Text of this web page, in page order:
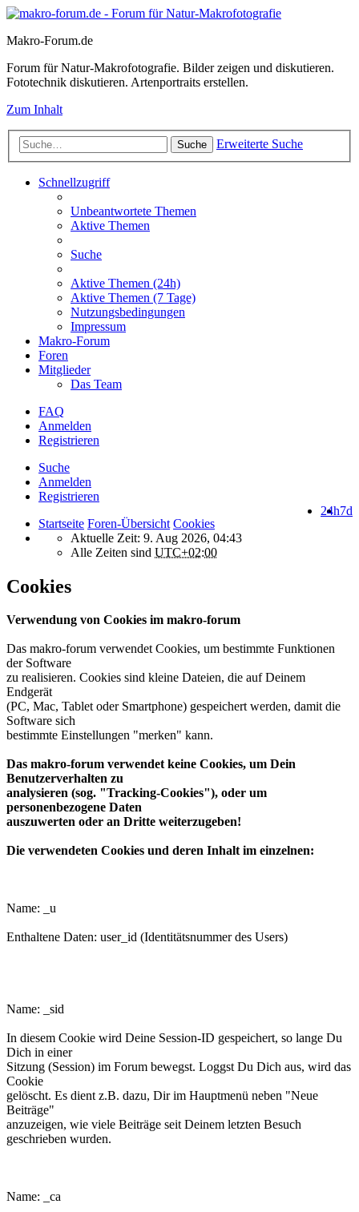
Makro-Forum.de
Forum für Natur-Makrofotografie. Bilder zeigen und diskutieren.
Fototechnik diskutieren. Artenportraits erstellen.
Zum Inhalt
Suche Erweiterte Suche
Schnellzugriff
Unbeantwortete Themen
Aktive Themen
Suche
Aktive Themen (24h)
Aktive Themen (7 Tage)
Nutzungsbedingungen
Impressum
Makro-Forum
Foren
Mitglieder
Das Team
FAQ
Anmelden
Registrieren
Suche
Anmelden
Registrieren
7d
24h
Startseite Foren-Übersicht Cookies
Aktuelle Zeit: 9. Aug 2026, 04:43
Alle Zeiten sind UTC+02:00
Cookies
Verwendung von Cookies im makro-forum
Das makro-forum verwendet Cookies, um bestimmte Funktionen
der Software
zu realisieren. Cookies sind kleine Dateien, die auf Deinem
Endgerät
(PC, Mac, Tablet oder Smartphone) gespeichert werden, damit die
Software sich
bestimmte Einstellungen "merken" kann.
Das makro-forum verwendet keine Cookies, um Dein
Benutzerverhalten zu
analysieren (sog. "Tracking-Cookies"), oder um
personenbezogene Daten
auszuwerten oder an Dritte weiterzugeben!
Die verwendeten Cookies und deren Inhalt im einzelnen:
Name: _u
Enthaltene Daten: user_id (Identitätsnummer des Users)
Name: _sid
In diesem Cookie wird Deine Session-ID gespeichert, so lange Du
Dich in einer
Sitzung (Session) im Forum bewegst. Loggst Du Dich aus, wird das
Cookie
gelöscht. Es dient z.B. dazu, Dir im Hauptmenü neben "Neue
Beiträge"
anzuzeigen, wie viele Beiträge seit Deinem letzten Besuch
geschrieben wurden.
Name: _ca